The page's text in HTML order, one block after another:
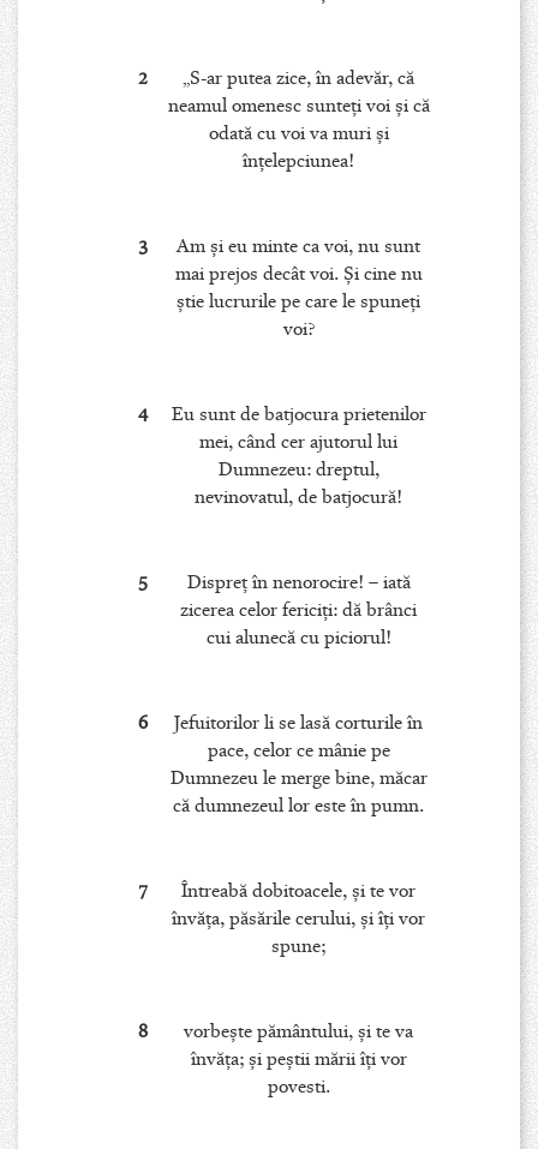
2
„S-ar putea zice, în adevăr, că
neamul omenesc sunteţi voi şi că
odată cu voi va muri şi
înţelepciunea!
3
Am şi eu minte ca voi, nu sunt
mai prejos decât voi. Şi cine nu
ştie lucrurile pe care le spuneţi
voi?
4
Eu sunt de batjocura prietenilor
mei, când cer ajutorul lui
Dumnezeu: dreptul,
nevinovatul, de batjocură!
5
Dispreţ în nenorocire! – iată
zicerea celor fericiţi: dă brânci
cui alunecă cu piciorul!
6
Jefuitorilor li se lasă corturile în
pace, celor ce mânie pe
Dumnezeu le merge bine, măcar
că dumnezeul lor este în pumn.
7
Întreabă dobitoacele, şi te vor
învăţa, păsările cerului, şi îţi vor
spune;
8
vorbeşte pământului, şi te va
învăţa; şi peştii mării îţi vor
povesti.